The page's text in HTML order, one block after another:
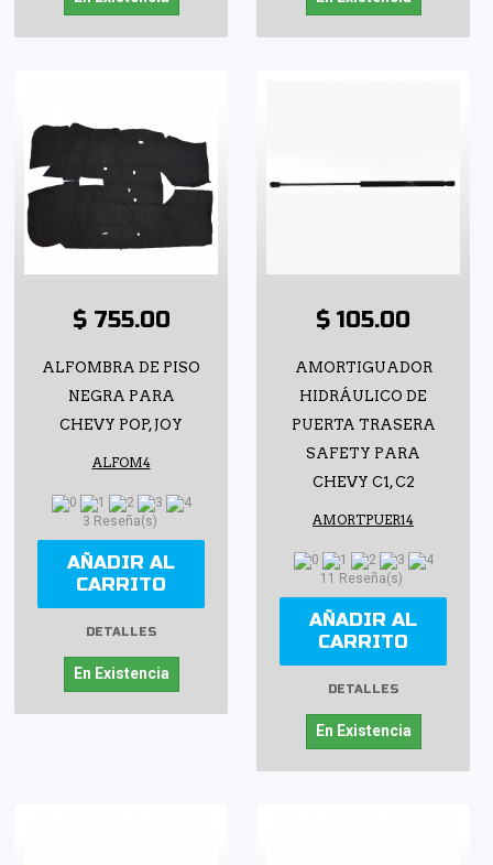
$ 755.00
ALFOMBRA DE PISO
NEGRA PARA
CHEVY POP, JOY
ALFOM4
3 Reseña(s)
AÑADIR AL
CARRITO
DETALLES
En Existencia
$ 105.00
AMORTIGUADOR
HIDRÁULICO DE
PUERTA TRASERA
SAFETY PARA
CHEVY C1, C2
AMORTPUER14
11 Reseña(s)
AÑADIR AL
CARRITO
DETALLES
En Existencia